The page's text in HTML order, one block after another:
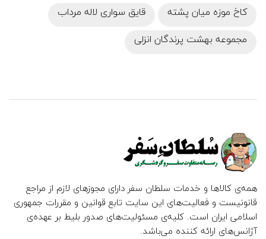
کاخ موزه میان پشته
قایق سواری لاله مرداب
مجموعه بهشت پرندگان انزلی
همه‌ی کالاها و خدمات سلطان سفر دارای مجوزهای لازم از مراجع
قانونیست و فعالیت‌های این سایت تابع قوانین و مقررات جمهوری
اسلامی ایران است. کلیه‌ی مسئولیت‌های صدور بلیط بر عهده‌ی
آژانس‌های ارائه کننده می‌باشد.